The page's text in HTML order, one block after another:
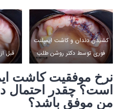
کشیدن دندان و کاشت ایمپلنت
فوری توسط دکتر روشن طلب
قبل
نرخ موفقیت کاشت
است؟ چقدر احتمال
من موفق باشد؟